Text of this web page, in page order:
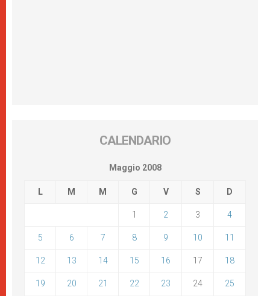
CALENDARIO
Maggio 2008
L M M G V S D
1 2 3 4
5 6 7 8 9 10 11
12 13 14 15 16 17 18
19 20 21 22 23 24 25